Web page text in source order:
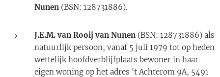
Nunen (BSN: 128731886).
J.E.M. van Rooij van Nunen (BSN: 128731886) als
natuurlijk persoon, vanaf 5 juli 1979 tot op heden
wettelijk hoofdverblijfplaats bewoner in haar
eigen woning op het adres 't Achterom 9A, 5491